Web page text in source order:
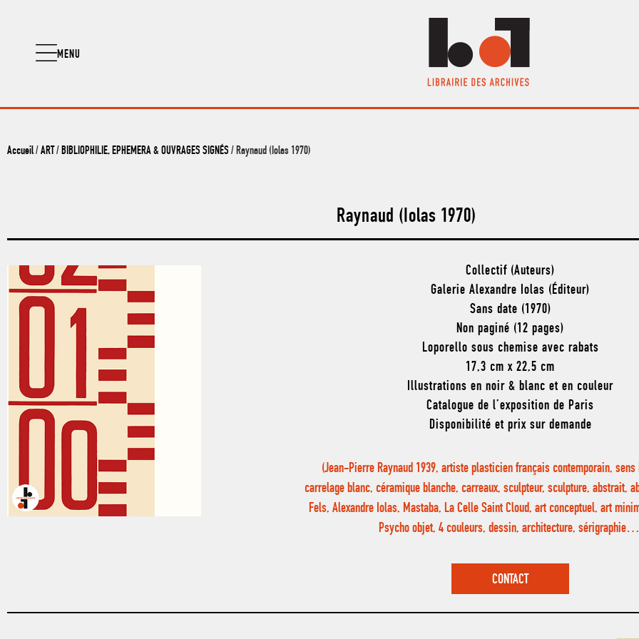
MENU
Accueil/ ART / BIBLIOPHILIE, EPHEMERA & OUVRAGES SIGNÉS / Raynaud (Iolas 1970)
Raynaud (Iolas 1970)
Collectif (Auteurs)
Galerie Alexandre Iolas (Éditeur)
Sans date (1970)
Non paginé (12 pages)
Loporello sous chemise avec rabats
17,3 cm x 22,5 cm
Illustrations en noir & blanc et en couleur
Catalogue de l’exposition de Paris
Disponibilité et prix sur demande
(Jean-Pierre Raynaud 1939, artiste plasticien français contemporain,
carrelage blanc, céramique blanche, carreaux, sculpteur, sculpture, abstrait,
Fels, Alexandre Iolas, Mastaba, La Celle Saint Cloud, art conceptuel, art
Psycho objet, 4 couleurs, dessin, architecture,
CONTACT